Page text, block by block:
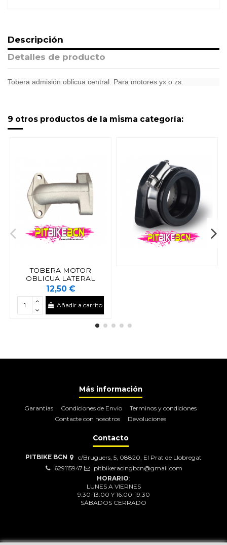
Descripción
Detalles de producto
Tobera admisión oblicua central. Para motores yx o zs.
9 otros productos de la misma categoría:
TOBERA MOTOR
OBLICUA LATERAL
12,50 €
Añadir a carrito
Más información
Garantias Condiciones de Envio
Terminos y condiciones
Contacte con nosotros
Devoluciones
Contacto
PITBIKE BCN
c/Bruguers, 5, 08820, El Prat de Llobregat
629115947
pitbikeracingbcn@gmail.com
HORARIO:
LUNES A VIERNES
9:30-13:00 Y 16:00-19:30
SÁBADOS CERRADO